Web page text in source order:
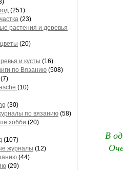
(251)
(23)
растения и деревья
(20)
и кусты (16)
по Вязанию (508)
(7)
(10)
(30)
по вязанию (58)
хобби (20)
(107)
журналы (12)
(44)
(29)
В